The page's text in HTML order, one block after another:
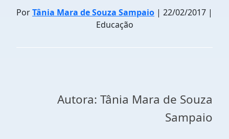
PorTânia Mara de Souza Sampaio | 22/02/2017 |
Educação
Autora: Tânia Mara de Souza
Sampaio